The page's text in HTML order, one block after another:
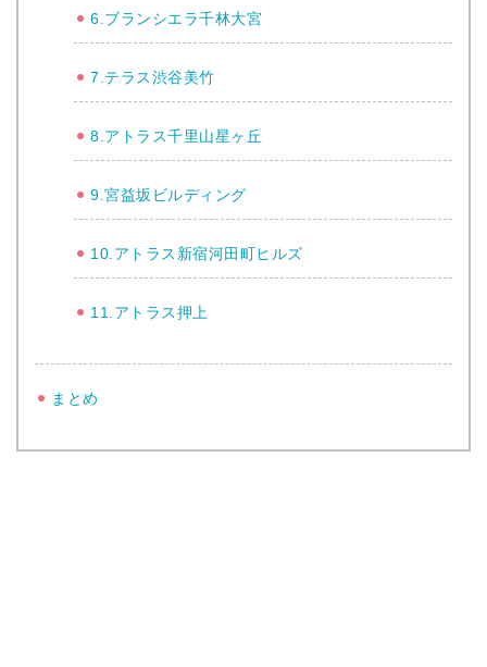
6.ブランシエラ千林大宮
7.テラス渋谷美竹
8.アトラス千里山星ヶ丘
9.宮益坂ビルディング
10.アトラス新宿河田町ヒルズ
11.アトラス押上
まとめ